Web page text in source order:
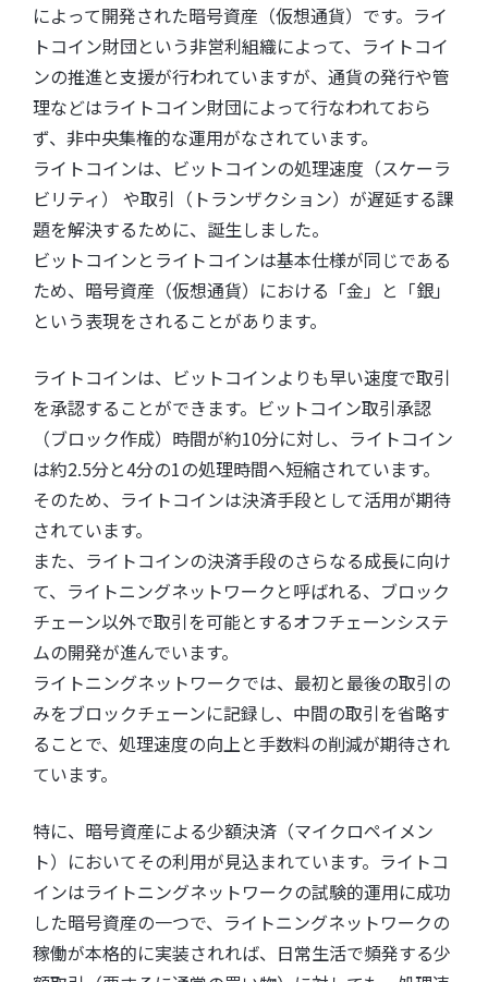
によって開発された暗号資産（仮想通貨）です。ライ
トコイン財団という非営利組織によって、ライトコイ
ンの推進と支援が行われていますが、通貨の発行や管
理などはライトコイン財団によって行なわれておら
ず、非中央集権的な運用がなされています。
ライトコインは、ビットコインの処理速度（スケーラ
ビリティ） や取引（トランザクション）が遅延する課
題を解決するために、誕生しました。
ビットコインとライトコインは基本仕様が同じである
ため、暗号資産（仮想通貨）における「金」と「銀」
という表現をされることがあります。
ライトコインは、ビットコインよりも早い速度で取引
を承認することができます。ビットコイン取引承認
（ブロック作成）時間が約10分に対し、ライトコイン
は約2.5分と4分の1の処理時間へ短縮されています。
そのため、ライトコインは決済手段として活用が期待
されています。
また、ライトコインの決済手段のさらなる成長に向け
て、ライトニングネットワークと呼ばれる、ブロック
チェーン以外で取引を可能とするオフチェーンシステ
ムの開発が進んでいます。
ライトニングネットワークでは、最初と最後の取引の
みをブロックチェーンに記録し、中間の取引を省略す
ることで、処理速度の向上と手数料の削減が期待され
ています。
特に、暗号資産による少額決済（マイクロペイメン
ト）においてその利用が見込まれています。ライトコ
インはライトニングネットワークの試験的運用に成功
した暗号資産の一つで、ライトニングネットワークの
稼働が本格的に実装されれば、日常生活で頻発する少